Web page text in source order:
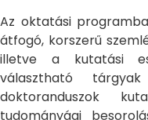
Az oktatási
átfogó, korszerű
illetve a kutatási
választható
doktoranduszok
tudományági